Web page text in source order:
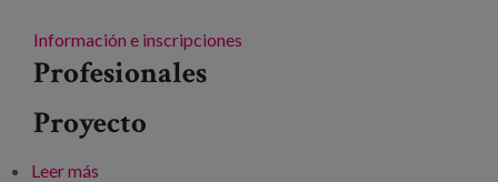
Información e inscripciones
Profesionales
Proyecto
Leer más